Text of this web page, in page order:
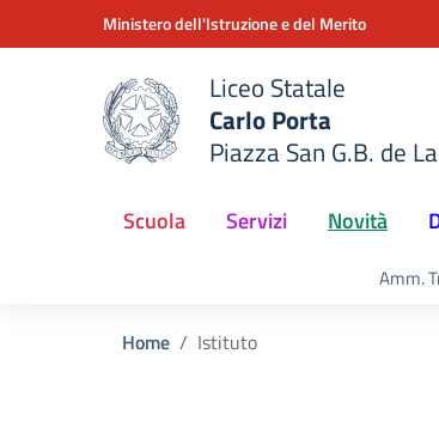
Vai ai contenuti
Vai al menu di navigazioneMinistero dell'Istruzione e del Merito
scuola
Liceo Statale
Carlo Porta
Piazza San G.B. de
Scuola Servizi Novità
Amm.
Home Istituto